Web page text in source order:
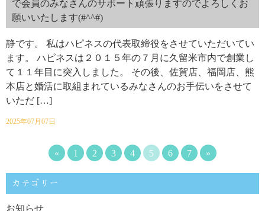
で会員のみなさんのサポート頑張りますのでよろしくお
願いいたします(#^^#)
静です。 私はハピネスの代表取締役をさせていただいてい
ます。 ハピネスは２０１５年の７月に久留米市内で創業し
て１１年目に突入しました。 その後、佐賀店、福岡店、熊
本店と婚活に取組まれているみなさんのお手伝いをさせて
いただ […]
2025年07月07日
« 1 2 3 4 5 6 7 »
カテゴリー
お知らせ